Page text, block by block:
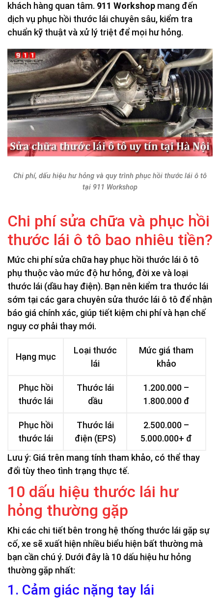
khách hàng quan tâm. 911 Workshop mang đến
dịch vụ phục hồi thước lái chuyên sâu, kiểm tra
chuẩn kỹ thuật và xử lý triệt để mọi hư hỏng.
Chi phí, dấu hiệu hư hỏng và quy trình phục hồi thước lái ô tô
tại 911 Workshop
Chi phí sửa chữa và phục hồi
thước lái ô tô bao nhiêu tiền?
Mức chi phí sửa chữa hay phục hồi thước lái ô tô
phụ thuộc vào mức độ hư hỏng, đời xe và loại
thước lái (dầu hay điện). Bạn nên kiểm tra thước lái
sớm tại các gara chuyên sửa thước lái ô tô để nhận
báo giá chính xác, giúp tiết kiệm chi phí và hạn chế
nguy cơ phải thay mới.
Hạng mục
Loại thước
lái
Mức giá tham
khảo
Phục hồi
thước lái
Thước lái
dầu
1.200.000 –
1.800.000 đ
Phục hồi
thước lái
Thước lái
điện (EPS)
2.500.000 –
5.000.000+ đ
Lưu ý: Giá trên mang tính tham khảo, có thể thay
đổi tùy theo tình trạng thực tế.
10 dấu hiệu thước lái hư
hỏng thường gặp
Khi các chi tiết bên trong hệ thống thước lái gặp sự
cố, xe sẽ xuất hiện nhiều biểu hiện bất thường mà
bạn cần chú ý. Dưới đây là 10 dấu hiệu hư hỏng
thường gặp nhất:
1. Cảm giác nặng tay lái